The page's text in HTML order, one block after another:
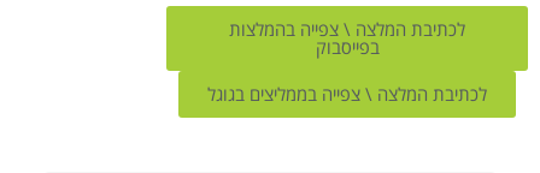
לכתיבת המלצה \ צפייה בהמלצות
בפייסבוק
לכתיבת המלצה \ צפייה בממליצים בגוגל